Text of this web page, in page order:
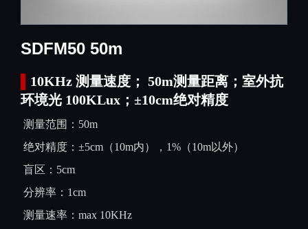
SDFM50 50m
10KHz 测量速度； 50m测量距离；室外抗
环境光 100KLux；±10cm绝对精度
测量范围：50m
绝对精度： ±5cm（10m内），1%（10m以外）
盲区：5cm
分辨率： 1cm
测量速率： max 10KHz